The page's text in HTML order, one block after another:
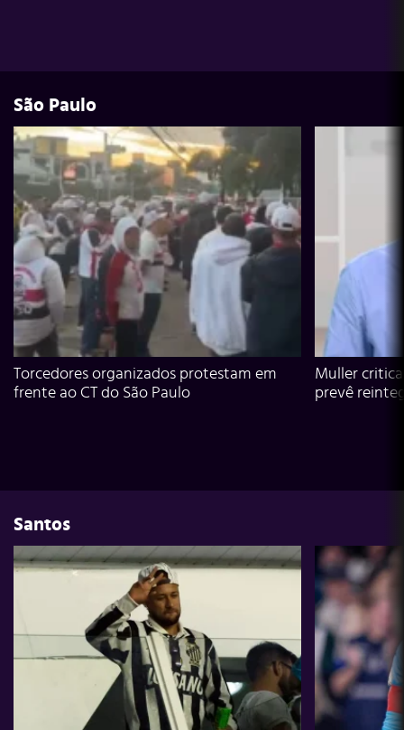
São Paulo
Torcedores organizados protestam em
frente ao CT do São Paulo
Muller
prevê
Santos